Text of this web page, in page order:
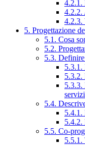
4.2.1.
4.2.2.
4.2.3.
5. Progettazione
5.1. Cosa
5.2.
5.3.
5.3.1.
5.3.2.
5.3.3.
5.4.
5.4.1.
5.4.2.
5.5. Co-
5.5.1.